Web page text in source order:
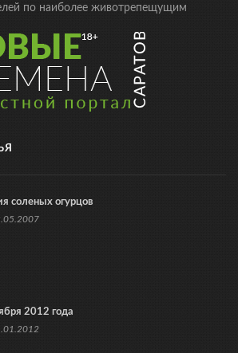
по наиболее животрепещущим
соленых огурцов
2012 года